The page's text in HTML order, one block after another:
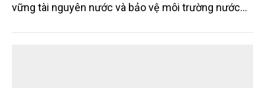
vững tài nguyên nước và bảo vệ môi trường nước
trường phối hợp với Sở Nông nghiệp và Môi trường